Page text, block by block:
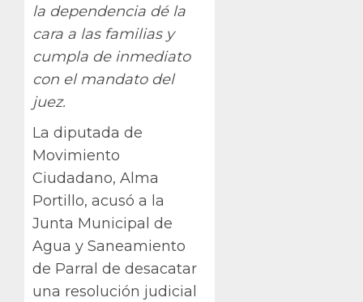
la dependencia dé la
cara a las familias y
cumpla de inmediato
con el mandato del
juez.
La diputada de
Movimiento
Ciudadano, Alma
Portillo, acusó a la
Junta Municipal de
Agua y Saneamiento
de Parral de desacatar
una resolución judicial